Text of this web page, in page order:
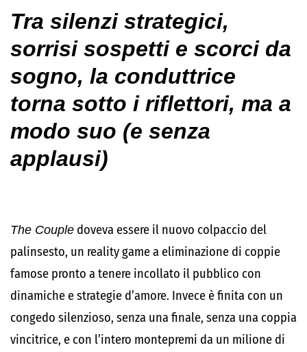
Tra silenzi strategici,
sorrisi sospetti e scorci da
sogno, la conduttrice
torna sotto i riflettori, ma a
modo suo (e senza
applausi)
The Couple doveva essere il nuovo colpaccio del
palinsesto, un reality game a eliminazione di coppie
famose pronto a tenere incollato il pubblico con
dinamiche e strategie d’amore. Invece è finita con un
congedo silenzioso, senza una finale, senza una coppia
vincitrice, e con l’intero montepremi da un milione di